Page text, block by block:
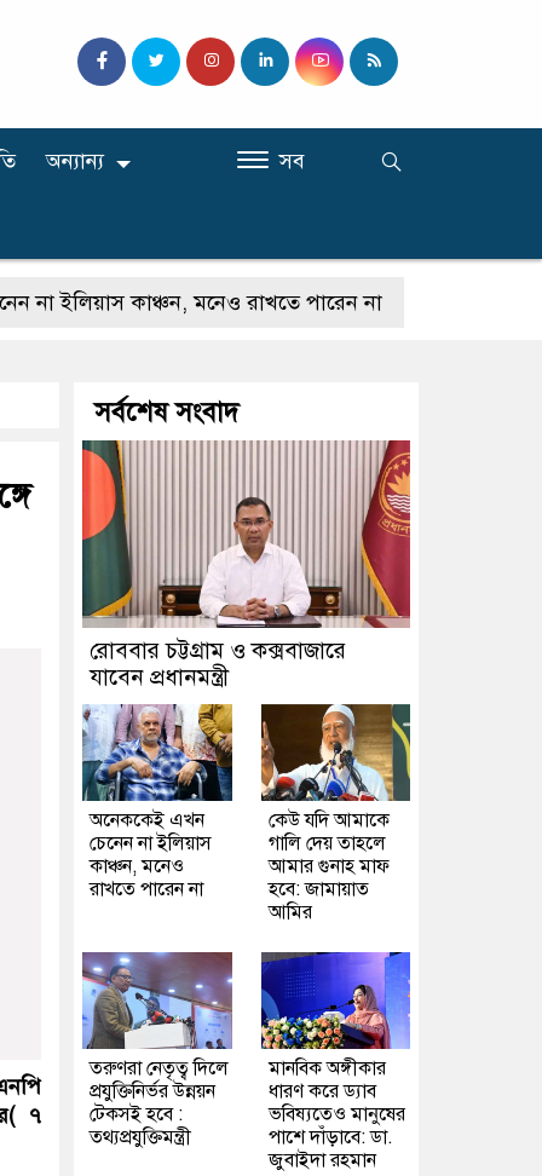
অন্যান্য সব
কাঞ্চন, মনেও রাখতে পারেন না কেউ যদি আমাকে
৭
সর্বশেষ সংবাদ
রোববার চট্টগ্রাম ও কক্সবাজারে
যাবেন প্রধানমন্ত্রী
অনেককেই এখন
চেনেন না ইলিয়াস
কাঞ্চন, মনেও
রাখতে পারেন না
কেউ যদি আমাকে
গালি দেয় তাহলে
আমার গুনাহ মাফ
হবে: জামায়াত
আমির
তরুণরা নেতৃত্ব দিলে
প্রযুক্তিনির্ভর উন্নয়ন
টেকসই হবে :
তথ্যপ্রযুক্তিমন্ত্রী
মানবিক অঙ্গীকার
ধারণ করে ড্যাব
ভবিষ্যতেও মানুষের
পাশে দাঁড়াবে: ডা.
জুবাইদা রহমান